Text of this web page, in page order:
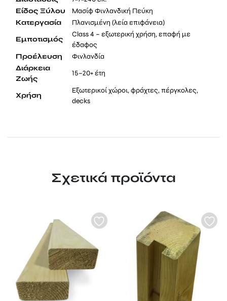
Είδος Ξύλου
Μασίφ Φινλανδική Πεύκη
Κατεργασία
Πλανισμένη (λεία επιφάνεια)
Εμποτισμός
Class 4 – εξωτερική χρήση, επαφή με
έδαφος
Προέλευση
Φινλανδία
Διάρκεια
Ζωής
15–20+ έτη
Χρήση
Εξωτερικοί χώροι, φράχτες, πέργκολες,
decks
Σχετικά προϊόντα